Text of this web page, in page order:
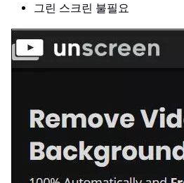
그린 스크린 불필요